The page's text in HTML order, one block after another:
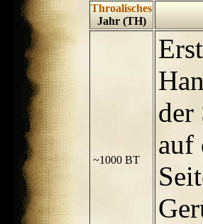
Throalisches
Jahr (TH)
~1000 BT
der
auf